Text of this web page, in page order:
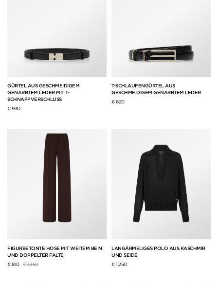
GÜRTEL AUS GESCHMEIDIGEM
GENARBTEM LEDER MIT T-
SCHNAPPVERSCHLUSS
€ 930
T-SCHLAUFENGÜRTEL AUS
GESCHMEIDIGEM GENARBTEM LEDER
€ 620
FIGURBETONTE HOSE MIT WEITEM BEIN
UND DOPPELTER FALTE
€ 810 Preis reduziert von
€ 1,350auf
LANGÄRMELIGES POLO AUS KASCHMIR
UND SEIDE
€ 1,250